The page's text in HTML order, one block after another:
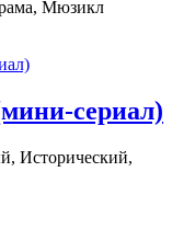
Мюзикл
сериал)
Исторический,